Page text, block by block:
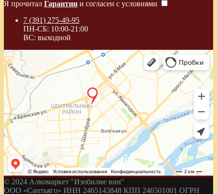
Я прочитал Гарантии и согласен с условиями
7 (391) 275-49-95
ПН-СБ: 10:00-21:00
ВС: выходной
© 2024 Алкомаркет "Изобилие вин"
ООО «Сантьяго» ИНН 2465143848 КПП 246501001 ОГРН